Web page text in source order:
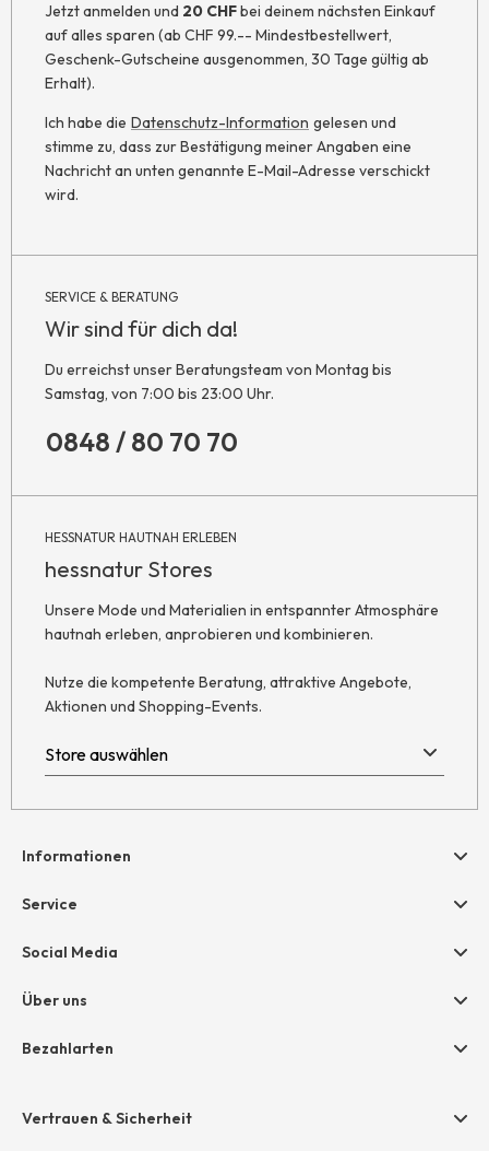
Jetzt anmelden und 20 CHFbei deinem nächsten Einkauf
auf alles sparen (ab CHF 99.-- Mindestbestellwert,
Geschenk-Gutscheine ausgenommen, 30 Tage gültig ab
Erhalt).
Ich habe die Datenschutz-Information gelesen und
stimme zu, dass zur Bestätigung meiner Angaben eine
Nachricht an unten genannte E-Mail-Adresse verschickt
wird.
SERVICE & BERATUNG
Wir sind für dich da!
Du erreichst unser Beratungsteam von Montag bis
Samstag, von 7:00 bis 23:00 Uhr.
0848 / 80 70 70
HESSNATUR HAUTNAH ERLEBEN
hessnatur Stores
Unsere Mode und Materialien in entspannter Atmosphäre
hautnah erleben, anprobieren und kombinieren.
Nutze die kompetente Beratung, attraktive Angebote,
Aktionen und Shopping-Events.
Informationen
Hilfe & Kontakt
AGB
Widerruf
Impressum
Service
Geschenkgutscheine
Größentabelle
Social Media
Über uns
Unternehmen
Bezahlarten
Amazon Pay
Vertrauen & Sicherheit